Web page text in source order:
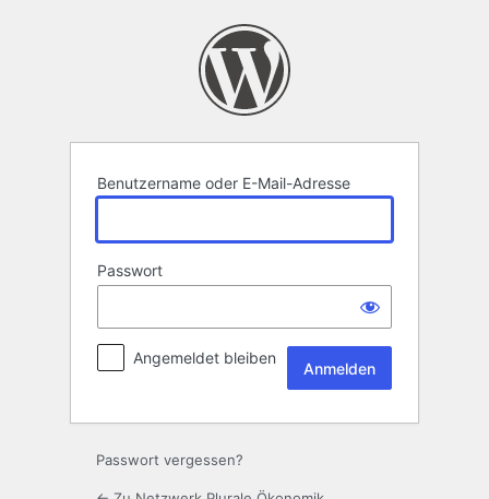
Benutzername oder E-Mail-Adresse
Passwort
Angemeldet bleiben
Passwort vergessen?